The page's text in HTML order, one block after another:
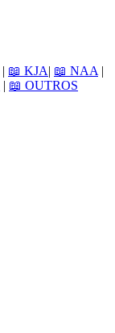
| 📖 KJA| 📖 NAA |
| 📖 OUTROS